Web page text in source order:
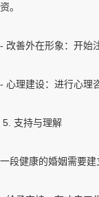
资。
- 改善外在形象：开始
- 心理建设：进行心理
5. 支持与理解
一段健康的婚姻需要建